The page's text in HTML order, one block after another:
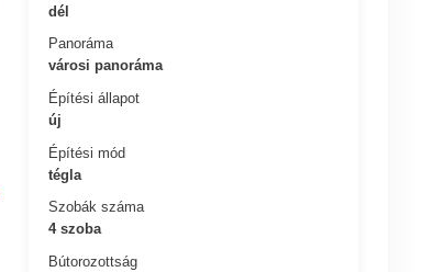
dél
Panoráma
városi panoráma
Építési állapot
új
Építési mód
tégla
Szobák száma
4 szoba
Bútorozottság